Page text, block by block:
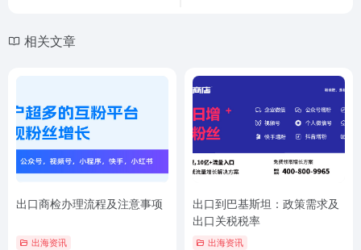
相关文章
出口商检办理流程及注意事项
出海资讯
出口到巴基斯坦：政策需求及
出口关税税率
出海资讯